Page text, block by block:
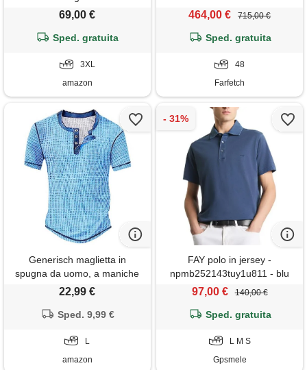
cotone nido d'ape made in
69,00 €
Sped. gratuita
3XL
amazon
464,00 € 715,00 €
Sped. gratuita
48
Farfetch
Generisch maglietta in
spugna da uomo, a maniche
corte, estiva, casual, da
22,99 €
Sped. 9,99 €
L
amazon
FAY polo in jersey -
npmb252143tuy1u811 - blu
97,00 € 140,00 €
Sped. gratuita
L M S
Gpsmele